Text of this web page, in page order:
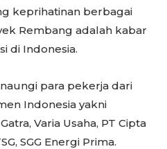
keprihatinan berbagai
Rembang adalah kabar
di Indonesia.
para pekerja dari
Indonesia yakni
Varia Usaha, PT Cipta
SGG Energi Prima.